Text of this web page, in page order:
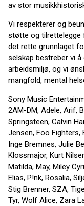
av stor
Vi respekterer og
støtte og tilrettelegge
det rette grunnlaget
selskap bestreber vi
arbeidsmiljø, og vi
mangfold, mental
Sony Music
2AM-DM, Adele, Arif,
Springsteen, Calvin
Jensen, Foo Fighters,
Inge Bremnes, Julie
Klossmajor, Kurt
Matilda, May, Miley
Elias, P!nk, Rosalia,
Stig Brenner, SZA,
Tyr, Wolf Alice, Zara